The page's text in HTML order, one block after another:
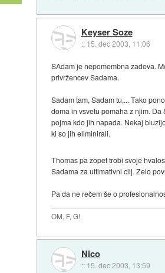
Keyser Soze
:: 15. dec 2003, 11:06
SAdam je nepomembna zadeva.
privržencev Sadama.
Sadam tam, Sadam tu,... Tako
doma in vsvetu pomaha z njim.
pojma kdo jih napada. Nekaj
ki so jih eliminirali.
Thomas pa zopet trobi svoje
Sadama za ultimativni cilj. Zelo
Pa da ne rečem še o
OM, F, G!
Nico
:: 15. dec 2003, 13:59